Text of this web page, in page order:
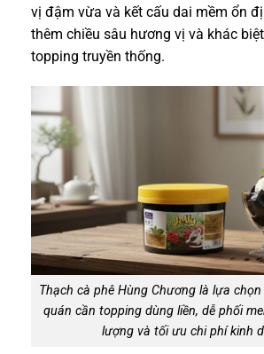
vị đậm vừa và kết cấu dai mềm ổn
thêm chiều sâu hương vị và khác
topping truyền thống.
Thạch cà phê Hùng Chương là lựa
quán cần topping dùng liền, dễ phối
lượng và tối ưu chi phí kinh